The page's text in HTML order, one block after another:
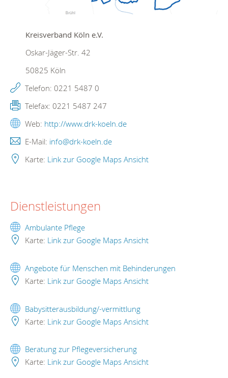
Kreisverband Köln e.V.
Oskar-Jäger-Str. 42
50825 Köln
Telefon: 0221 5487 0
Telefax: 0221 5487 247
Web: http://www.drk-koeln.de
E-Mail: info@drk-koeln.de
Karte: Link zur Google Maps Ansicht
Dienstleistungen
Ambulante Pflege
Karte: Link zur Google Maps Ansicht
Angebote für Menschen mit Behinderungen
Karte: Link zur Google Maps Ansicht
Babysitterausbildung/-vermittlung
Karte: Link zur Google Maps Ansicht
Beratung zur Pflegeversicherung
Karte: Link zur Google Maps Ansicht